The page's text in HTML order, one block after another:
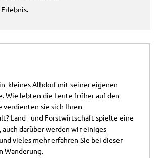
kleines Albdorf mit seiner eigenen
Wie lebten die Leute früher auf den
verdienten sie sich Ihren
Land- und Forstwirtschaft spielte eine
darüber werden wir einiges
vieles mehr erfahren Sie bei dieser
Wanderung.